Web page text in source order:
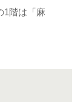
階は「麻